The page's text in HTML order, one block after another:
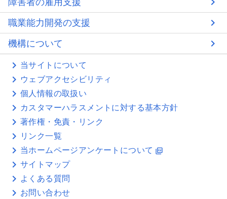
職業能力開発の支援
機構について
当サイトについて
ウェブアクセシビリティ
個人情報の取扱い
カスタマーハラスメントに対する基本方針
著作権・免責・リンク
リンク一覧
当ホームページアンケートについて picture_as_pdf
サイトマップ
よくある質問
お問い合わせ